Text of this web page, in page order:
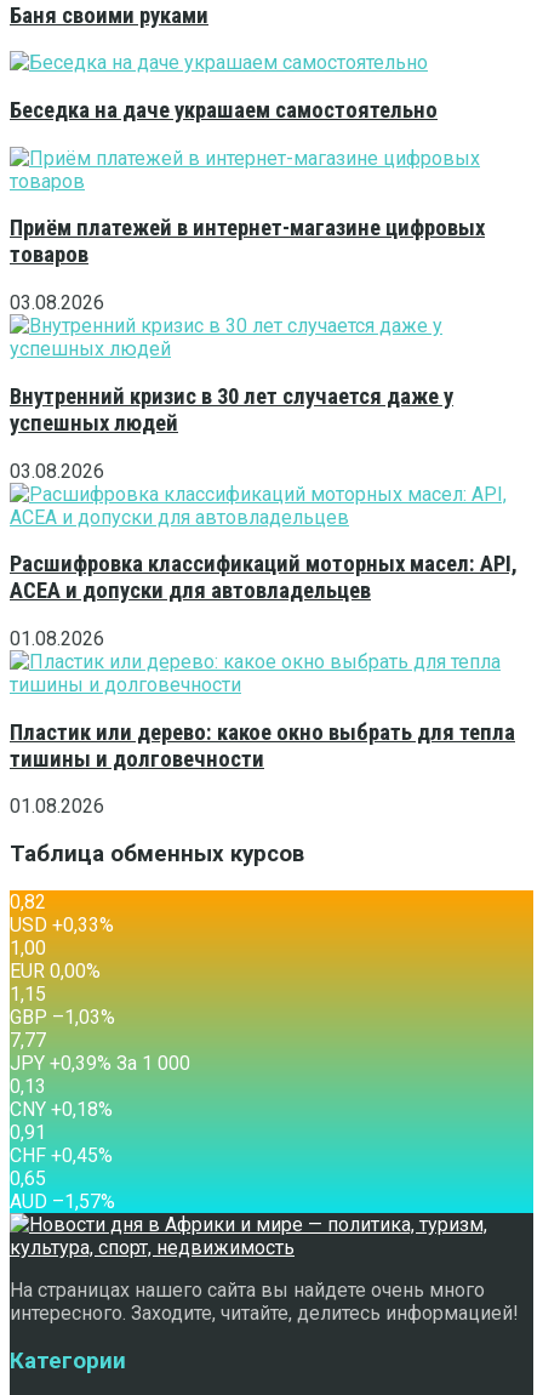
Баня своими руками
Беседка на даче украшаем самостоятельно
Приём платежей в интернет-магазине цифровых
товаров
03.08.2026
Внутренний кризис в 30 лет случается даже у
успешных людей
03.08.2026
Расшифровка классификаций моторных масел: API,
ACEA и допуски для автовладельцев
01.08.2026
Пластик или дерево: какое окно выбрать для тепла
тишины и долговечности
01.08.2026
Таблица обменных курсов
0,82
USD +0,33%
1,00
EUR 0,00%
1,15
GBP –1,03%
7,77
JPY +0,39% За 1 000
0,13
CNY +0,18%
0,91
CHF +0,45%
0,65
AUD –1,57%
На страницах нашего сайта вы найдете очень много
интересного. Заходите, читайте, делитесь информацией!
Категории